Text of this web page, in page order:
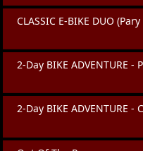
CLASSIC E-BIKE DUO
2-Day BIKE ADVENTURE -
2-Day BIKE ADVENTURE -